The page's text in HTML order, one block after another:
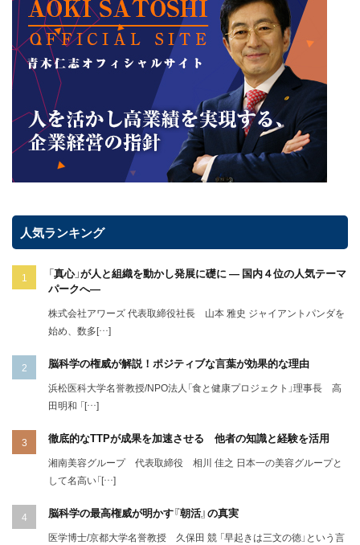
人気ランキング
「真心」が人と組織を動かし発展に礎に ― 国内４位の人気テーマ
パークへ―
株式会社アワーズ 代表取締役社長 山本 雅史 ジャイアントパンダを
始め、数多[…]
脳科学の権威が解説！ポジティブな言葉が効果的な理由
浜松医科大学名誉教授/NPO法人「食と健康プロジェクト」理事長 高
田明和 「[…]
徹底的なTTPが成果を加速させる 他者の知識と経験を活用
湘南美容グループ 代表取締役 相川 佳之 日本一の美容グループと
して名高い「[…]
脳科学の最高権威が明かす『朝活』の真実
医学博士/京都大学名誉教授 久保田 競 「早起きは三文の徳」という言